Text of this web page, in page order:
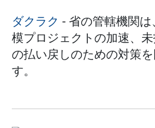
ダクラク - 省の管轄機関
模プロジェクトの加速、
の払い戻しのための対策
す。